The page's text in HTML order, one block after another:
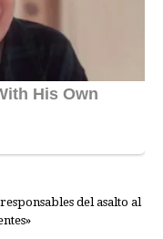
del asalto al